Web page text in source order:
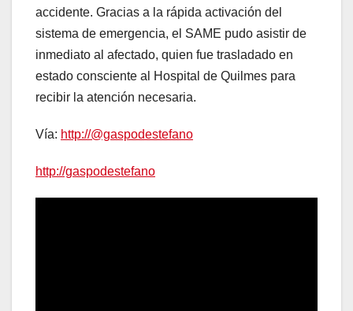
accidente. Gracias a la rápida activación del
sistema de emergencia, el SAME pudo asistir de
inmediato al afectado, quien fue trasladado en
estado consciente al Hospital de Quilmes para
recibir la atención necesaria.
Vía: http://@gaspodestefano
http://gaspodestefano